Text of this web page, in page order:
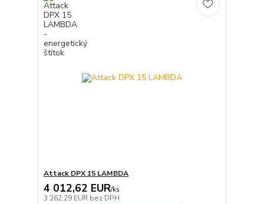
Attack DPX 15 LAMBDA
4 012,62 EUR/ks
3 262,29 EUR bez DPH